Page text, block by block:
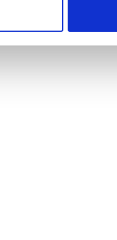
27001 gecertificeerd
en verhoog je
zodat